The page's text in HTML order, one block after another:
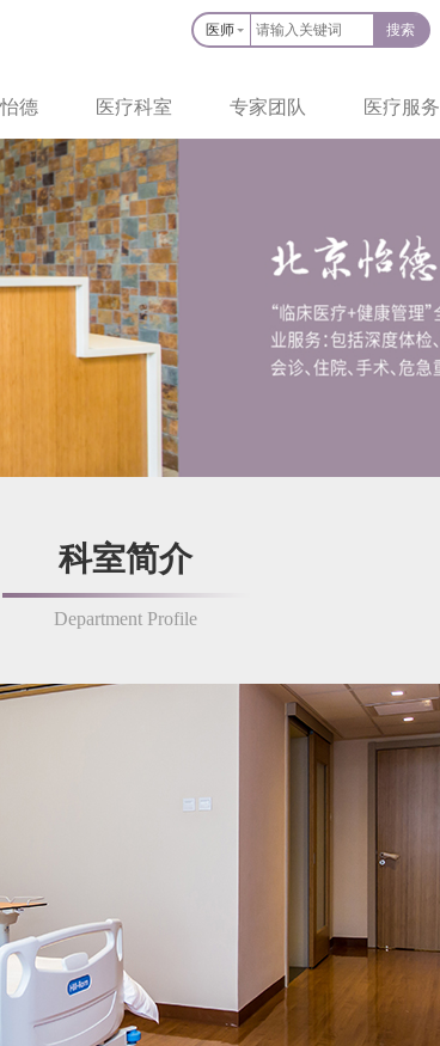
医师
德 医疗科室 专家团队 医疗服务
科室简介
Department Profile